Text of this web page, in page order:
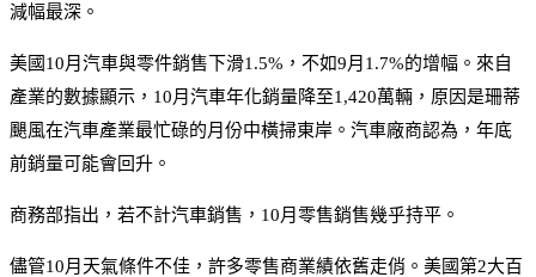
減幅最深。
美國10月汽車與零件銷售下滑1.5%，不如9月1.7%的增幅。來自
產業的數據顯示，10月汽車年化銷量降至1,420萬輛，原因是珊蒂
颶風在汽車產業最忙碌的月份中橫掃東岸。汽車廠商認為，年底
前銷量可能會回升。
商務部指出，若不計汽車銷售，10月零售銷售幾乎持平。
儘管10月天氣條件不佳，許多零售商業績依舊走俏。美國第2大百